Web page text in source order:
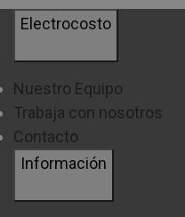
Electrocosto
Nuestro Equipo
Trabaja con nosotros
Contacto
Información